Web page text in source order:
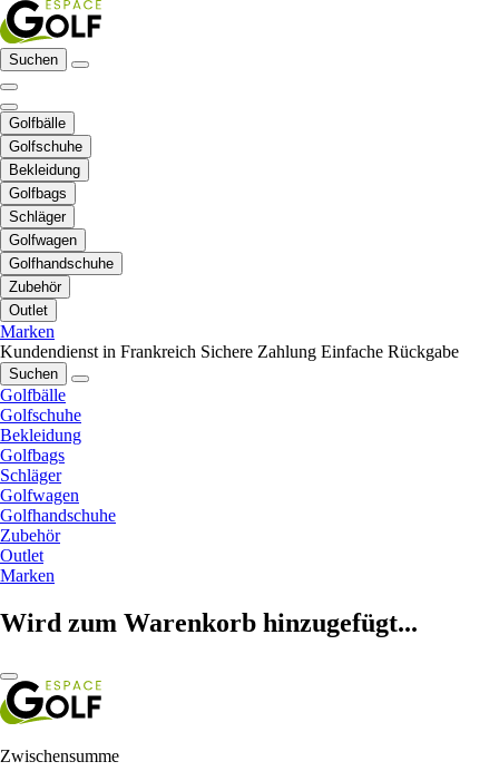
Suchen
Golfbälle
Golfschuhe
Bekleidung
Golfbags
Schläger
Golfwagen
Golfhandschuhe
Zubehör
Outlet
Marken
Kundendienst in Frankreich Sichere Zahlung Einfache Rückgabe
Suchen
Golfbälle
Golfschuhe
Bekleidung
Golfbags
Schläger
Golfwagen
Golfhandschuhe
Zubehör
Outlet
Marken
Wird zum Warenkorb hinzugefügt...
Zwischensumme